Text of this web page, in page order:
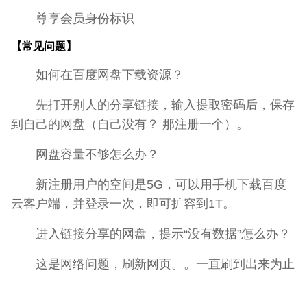
尊享会员身份标识
【常见问题】
如何在百度网盘下载资源？
先打开别人的分享链接，输入提取密码后，保存
到自己的网盘（自己没有？ 那注册一个）。
网盘容量不够怎么办？
新注册用户的空间是5G，可以用手机下载百度
云客户端，并登录一次，即可扩容到1T。
进入链接分享的网盘，提示“没有数据”怎么办？
这是网络问题，刷新网页。。一直刷到出来为止